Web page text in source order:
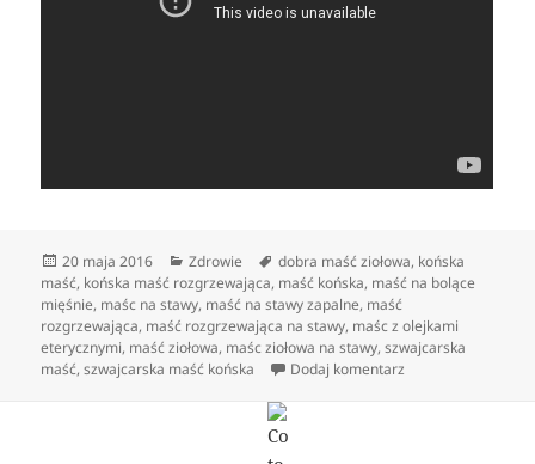
Data
publikacji
20 maja 2016 Kategorie
Zdrowie Tagi
dobra maść ziołowa, końska
maść, końska maść rozgrzewająca, maść końska, maść na bolące
mięśnie, maśc na stawy, maść na stawy zapalne, maść
rozgrzewająca, maść rozgrzewająca na stawy, maśc z olejkami
eterycznymi, maść ziołowa, maśc ziołowa na stawy,szwajcarska
maść,szwajcarska maść końska Dodaj komentarz